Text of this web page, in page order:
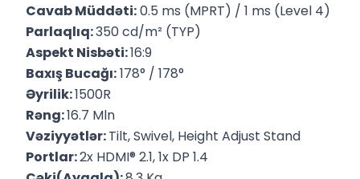
Cavab Müddəti: 0.5 ms (MPRT) / 1 ms (Level 4)
Parlaqlıq: 350 cd/m² (TYP)
Aspekt Nisbəti: 16:9
Baxış Bucağı: 178° / 178°
Əyrilik: 1500R
Rəng: 16.7 Mln
Vəziyyətlər: Tilt, Swivel, Height Adjust Stand
Portlar: 2x HDMI® 2.1, 1x DP 1.4